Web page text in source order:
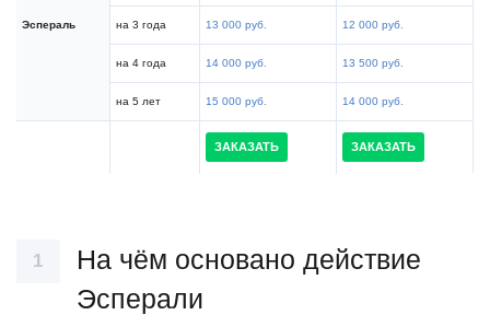
Эспераль на 3 года 13 000 руб. 12 000 руб.
на 4 года 14 000 руб. 13 500 руб.
на 5 лет 15 000 руб. 14 000 руб.
ЗАКАЗАТЬ ЗАКАЗАТЬ
На чём основано действие
Эсперали